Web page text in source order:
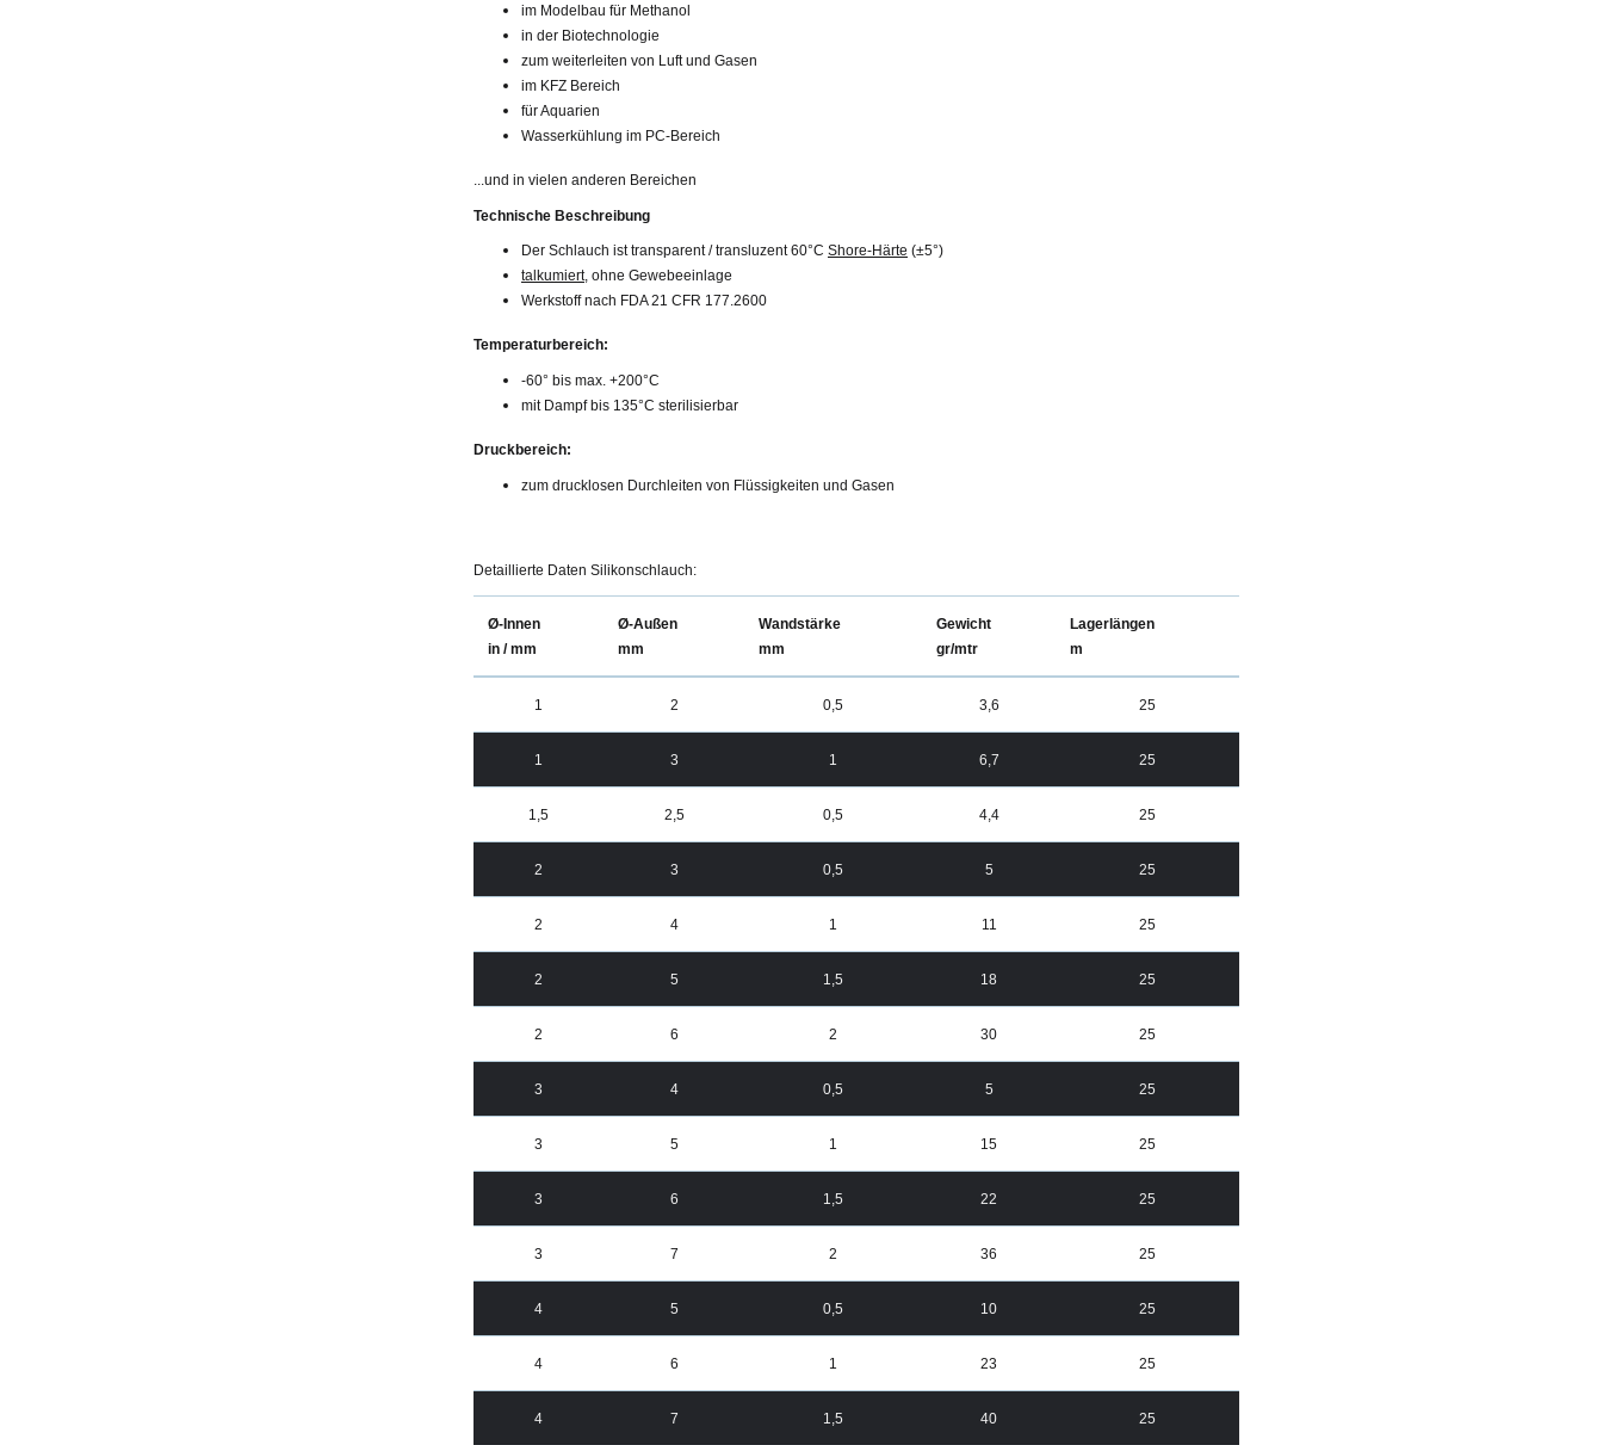
im Modelbau für Methanol
in der Biotechnologie
zum weiterleiten von Luft und Gasen
im KFZ Bereich
für Aquarien
Wasserkühlung im PC-Bereich
...und in vielen anderen Bereichen
Technische Beschreibung
Der Schlauch ist transparent / transluzent 60°C Shore-Härte (±5°)
talkumiert, ohne Gewebeeinlage
Werkstoff nach FDA 21 CFR 177.2600
Temperaturbereich:
-60° bis max. +200°C
mit Dampf bis 135°C sterilisierbar
Druckbereich:
zum drucklosen Durchleiten von Flüssigkeiten und Gasen
Detaillierte Daten Silikonschlauch:
Ø-Innen
in / mm
Ø-Außen
mm
Wandstärke
mm
Gewicht
gr/mtr
Lagerlängen
m
1 2 0,5 3,6 25
1 3 1 6,7 25
1,5 2,5 0,5 4,4 25
2 3 0,5 5 25
2 4 1 11 25
2 5 1,5 18 25
2 6 2 30 25
3 4 0,5 5 25
3 5 1 15 25
3 6 1,5 22 25
3 7 2 36 25
4 5 0,5 10 25
4 6 1 23 25
4 7 1,5 40 25